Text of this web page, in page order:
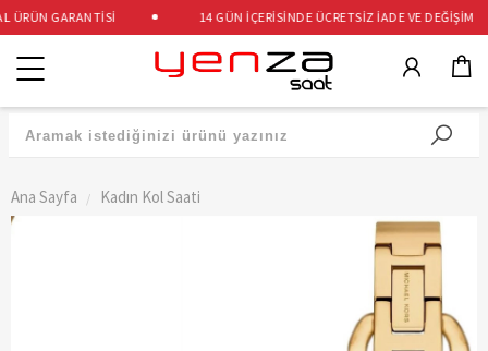
GARANTİSİ 14 GÜN İÇERİSİNDE ÜCRETSİZ İADE VE DEĞİŞİM
Kategoriler
Ana Sayfa Kadın Kol Saati